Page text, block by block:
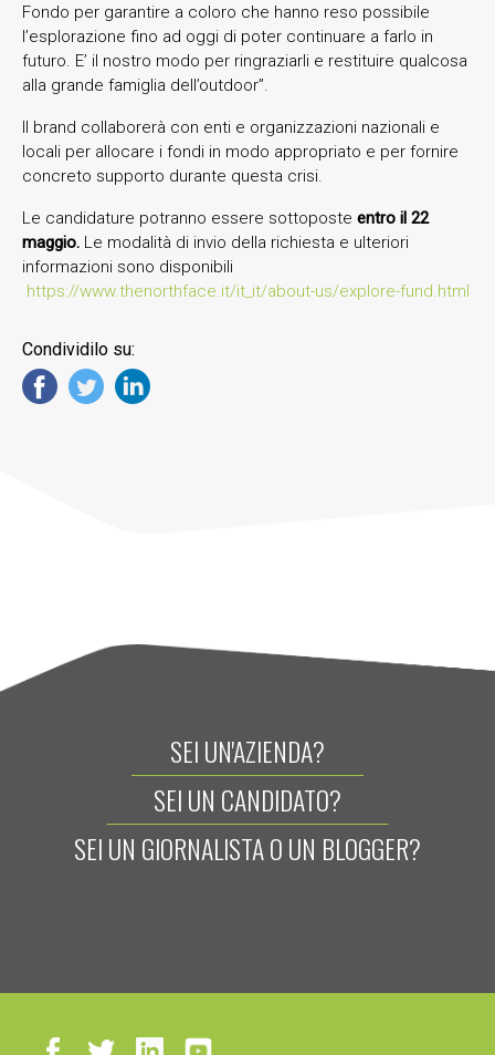
Fondo per garantire a coloro che hanno reso possibile
l’esplorazione fino ad oggi di poter continuare a farlo in
futuro. E’ il nostro modo per ringraziarli e restituire qualcosa
alla grande famiglia dell’outdoor”.
Il brand collaborerà con enti e organizzazioni nazionali e
locali per allocare i fondi in modo appropriato e per fornire
concreto supporto durante questa crisi.
Le candidature potranno essere sottoposte entro il 22
maggio. Le modalità di invio della richiesta e ulteriori
informazioni sono disponibili
https://www.thenorthface.it/it_it/about-us/explore-fund.html
Condividilo su:
SEI UN'AZIENDA?
SEI UN CANDIDATO?
SEI UN GIORNALISTA O UN BLOGGER?